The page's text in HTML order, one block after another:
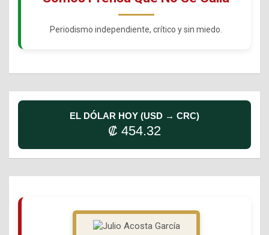
Periodismo independiente, crítico y sin miedo.
EL DÓLAR HOY (USD → CRC)
₡ 454.32